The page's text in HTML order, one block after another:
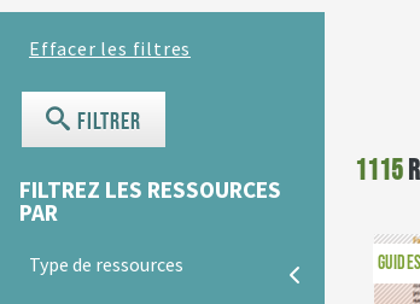
Filtrer
FILTREZ LES RESSOURCES
PAR
Type de ressources
1115
GUIDES